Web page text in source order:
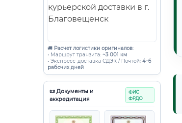
🚚 Расчет логистики оригиналов:
• Маршрут транзита: ~3 001 км
• Экспресс-доставка СДЭК / Почтой: 4–6
рабочих дней
📜 Документы и
аккредитация
ФИС
ФРДО